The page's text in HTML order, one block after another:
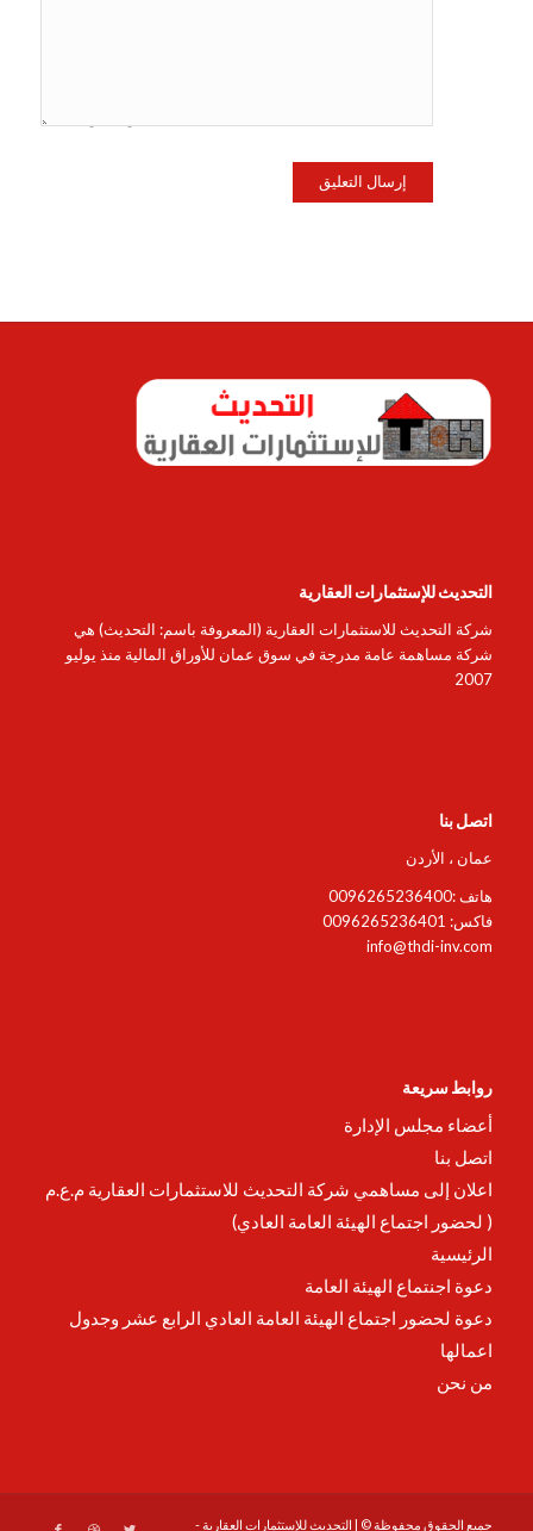
التحديث للإستثمارات العقارية
شركة التحديث للاستثمارات العقارية (المعروفة باسم: التحديث) هي
شركة مساهمة عامة مدرجة في سوق عمان للأوراق المالية منذ يوليو
2007
اتصل بنا
عمان ، الأردن
هاتف :0096265236400
فاكس: 0096265236401
info@thdi-inv.com
روابط سريعة
أعضاء مجلس الإدارة
اتصل بنا
اعلان إلى مساهمي شركة التحديث للاستثمارات العقارية م.ع.م
( لحضور اجتماع الهيئة العامة العادي)
الرئيسية
دعوة اجنتماع الهيئة العامة
دعوة لحضور اجتماع الهيئة العامة العادي الرابع عشر وجدول
اعمالها
من نحن
جميع الحقوق محفوظة © | التحديث للإستثمارات العقارية -